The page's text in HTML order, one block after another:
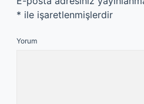
* ile işaretlenmişlerdir
Yorum